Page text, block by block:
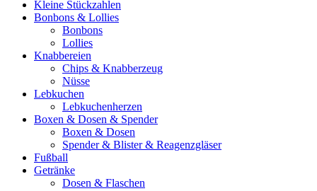
Kleine Stückzahlen
Bonbons & Lollies
Bonbons
Lollies
Knabbereien
Chips & Knabberzeug
Nüsse
Lebkuchen
Lebkuchenherzen
Boxen & Dosen & Spender
Boxen & Dosen
Spender & Blister & Reagenzgläser
Fußball
Getränke
Dosen & Flaschen